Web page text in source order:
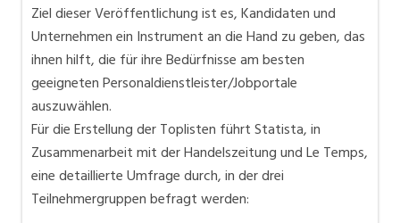
Ziel dieser Veröffentlichung ist es, Kandidaten und
Unternehmen ein Instrument an die Hand zu geben, das
ihnen hilft, die für ihre Bedürfnisse am besten
geeigneten Personaldienstleister/Jobportale
auszuwählen.
Für die Erstellung der Toplisten führt Statista, in
Zusammenarbeit mit der Handelszeitung und Le Temps,
eine detaillierte Umfrage durch, in der drei
Teilnehmergruppen befragt werden: